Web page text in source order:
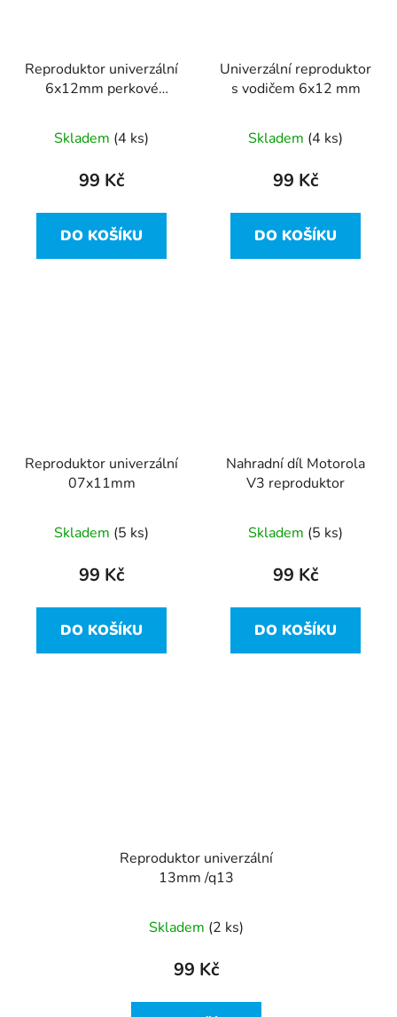
Reproduktor univerzální
6x12mm perkové
Skladem (4 ks)
99 Kč
DO KOŠÍKU
Univerzální reproduktor
s vodičem 6x12 mm
Skladem (4 ks)
99 Kč
DO KOŠÍKU
Reproduktor univerzální
07x11mm
Skladem (5 ks)
99 Kč
DO KOŠÍKU
Nahradní díl Motorola
V3 reproduktor
Skladem (5 ks)
99 Kč
DO KOŠÍKU
Reproduktor univerzální
13mm /q13
Skladem (2 ks)
99 Kč